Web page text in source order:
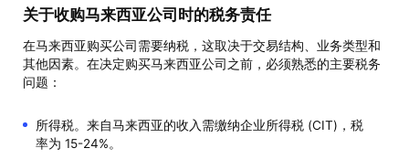
关于收购马来西亚公司时的税务责任
在马来西亚购买公司需要纳税，这取决于交易结构、业务类型和
其他因素。在决定购买马来西亚公司之前，必须熟悉的主要税务
问题：
所得税。来自马来西亚的收入需缴纳企业所得税 (CIT)，税
率为 15-24%。